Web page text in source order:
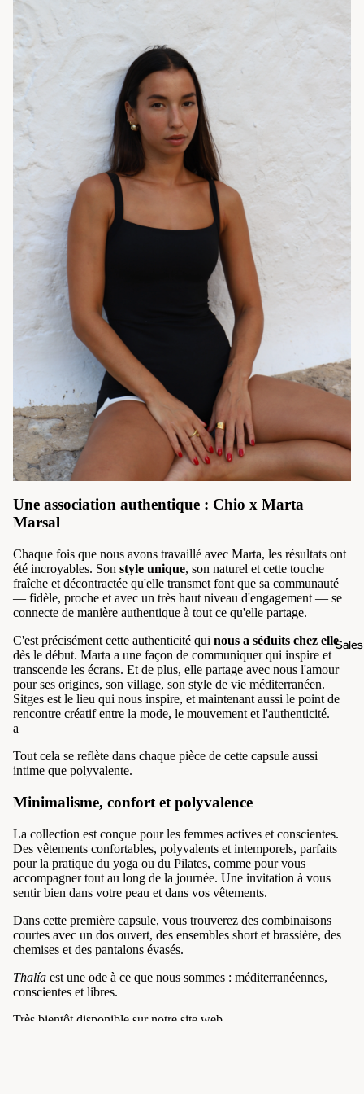
Sales
Une association authentique : Chio x Marta
Marsal
Chaque fois que nous avons travaillé avec Marta, les résultats ont
été incroyables. Son style unique, son naturel et cette touche
fraîche et décontractée qu'elle transmet font que sa communauté
— fidèle, proche et avec un très haut niveau d'engagement — se
connecte de manière authentique à tout ce qu'elle partage.
C'est précisément cette authenticité qui nous a séduits chez elle
dès le début. Marta a une façon de communiquer qui inspire et
transcende les écrans. Et de plus, elle partage avec nous l'amour
pour ses origines, son village, son style de vie méditerranéen.
Sitges est le lieu qui nous inspire, et maintenant aussi le point de
rencontre créatif entre la mode, le mouvement et l'authenticité.
a
Tout cela se reflète dans chaque pièce de cette capsule aussi
intime que polyvalente.
Minimalisme, confort et polyvalence
La collection est conçue pour les femmes actives et conscientes.
Des vêtements confortables, polyvalents et intemporels, parfaits
pour la pratique du yoga ou du Pilates, comme pour vous
accompagner tout au long de la journée. Une invitation à vous
sentir bien dans votre peau et dans vos vêtements.
Dans cette première capsule, vous trouverez des combinaisons
courtes avec un dos ouvert, des ensembles short et brassière, des
chemises et des pantalons évasés.
Thalía est une ode à ce que nous sommes : méditerranéennes,
conscientes et libres.
Très bientôt disponible sur notre site web.